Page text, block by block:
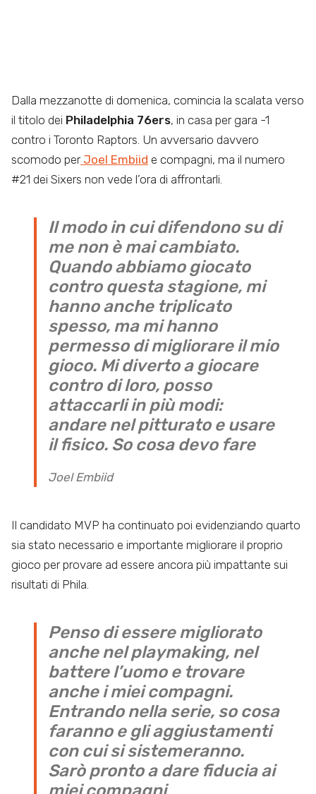
Dalla mezzanotte di domenica, comincia la scalata verso
il titolo dei Philadelphia 76ers, in casa per gara -1
contro i Toronto Raptors. Un avversario davvero
scomodo perJoel Embiid e compagni, ma il numero
#21 dei Sixers non vede l’ora di affrontarli.
Il modo in cui difendono su di
me non è mai cambiato.
Quando abbiamo giocato
contro questa stagione, mi
hanno anche triplicato
spesso, ma mi hanno
permesso di migliorare il mio
gioco. Mi diverto a giocare
contro di loro, posso
attaccarli in più modi:
andare nel pitturato e usare
il fisico. So cosa devo fare
Joel Embiid
Il candidato MVP ha continuato poi evidenziando quarto
sia stato necessario e importante migliorare il proprio
gioco per provare ad essere ancora più impattante sui
risultati di Phila.
Penso di essere migliorato
anche nel playmaking, nel
battere l’uomo e trovare
anche i miei compagni.
Entrando nella serie, so cosa
faranno e gli aggiustamenti
con cui si sistemeranno.
Sarò pronto a dare fiducia ai